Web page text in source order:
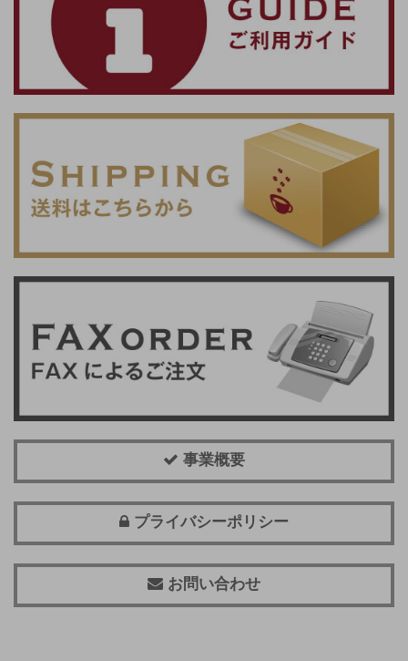
事業概要
プライバシーポリシー
お問い合わせ